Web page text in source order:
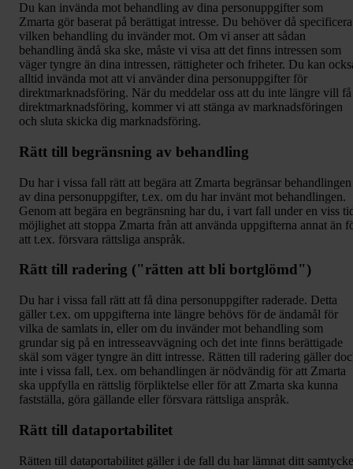
Du kan invända mot behandling av dina personuppgifter som
Zmarta gör baserat på berättigat intresse. Du behöver då specificera
vilken behandling du invänder mot. Om vi anser att sådan
behandling ändå ska ske, måste vi visa att det finns intressen som
väger tyngre än dina intressen, rättigheter och friheter. Du kan
alltid invända mot att vi använder dina personuppgifter för
direktmarknadsföring. När du meddelar oss att du inte längre vill få
direktmarknadsföring, kommer vi att stänga av marknadsföringen
och sluta skicka dig marknadsföring.
Rätt till begränsning av behandling
Du har i vissa fall rätt att begära att Zmarta begränsar behandlingen
av dina personuppgifter, t.ex. om du har invänt mot behandlingen.
Genom att begära en begränsning har du, i vart fall under en viss
möjlighet att stoppa Zmarta från att använda uppgifterna annat än
att t.ex. försvara rättsliga anspråk.
Rätt till radering ("rätten att bli bortglömd")
Du har i vissa fall rätt att få dina personuppgifter raderade. Detta
gäller t.ex. om uppgifterna inte längre behövs för de ändamål för
vilka de samlats in, eller om du invänder mot behandling som
grundar sig på en intresseavvägning och det inte finns berättigade
skäl som väger tyngre än ditt intresse. Rätten till radering gäller
inte i vissa fall, t.ex. om behandlingen är nödvändig för att Zmarta
ska uppfylla en rättslig förpliktelse eller för att Zmarta ska kunna
fastställa, göra gällande eller försvara rättsliga anspråk.
Rätt till dataportabilitet
Rätten till dataportabilitet gäller i de fall du har lämnat ditt samtycke